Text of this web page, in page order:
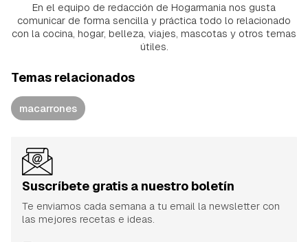
En el equipo de redacción de Hogarmania nos gusta
comunicar de forma sencilla y práctica todo lo relacionado
con la cocina, hogar, belleza, viajes, mascotas y otros temas
útiles.
Temas relacionados
macarrones
Suscríbete gratis a nuestro boletín
Te enviamos cada semana a tu email la newsletter con
las mejores recetas e ideas.